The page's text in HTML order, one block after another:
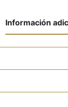
Información